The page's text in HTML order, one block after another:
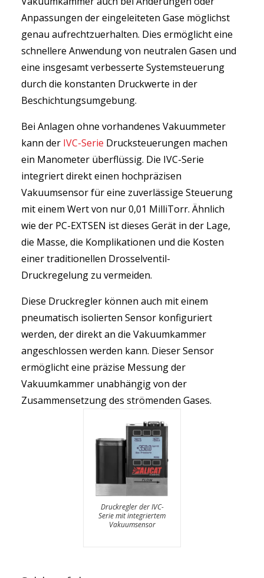
Anpassungen der eingeleiteten Gase möglichst
genau aufrechtzuerhalten. Dies ermöglicht eine
schnellere Anwendung von neutralen Gasen und
eine insgesamt verbesserte Systemsteuerung
durch die konstanten Druckwerte in der
Beschichtungsumgebung.
Bei Anlagen ohne vorhandenes Vakuummeter
kann der IVC-Serie Drucksteuerungen machen
ein Manometer überflüssig. Die IVC-Serie
integriert direkt einen hochpräzisen
Vakuumsensor für eine zuverlässige Steuerung
mit einem Wert von nur 0,01 MilliTorr. Ähnlich
wie der PC-EXTSEN ist dieses Gerät in der Lage,
die Masse, die Komplikationen und die Kosten
einer traditionellen Drosselventil-
Druckregelung zu vermeiden.
Diese Druckregler können auch mit einem
pneumatisch isolierten Sensor konfiguriert
werden, der direkt an die Vakuumkammer
angeschlossen werden kann. Dieser Sensor
ermöglicht eine präzise Messung der
Vakuumkammer unabhängig von der
Zusammensetzung des strömenden Gases.
Druckregler der IVC-
Serie mit integriertem
Vakuumsensor